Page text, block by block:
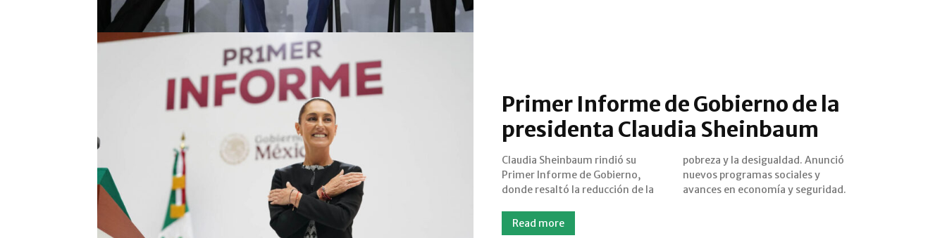
Primer Informe de Gobierno de la
presidenta Claudia Sheinbaum
Claudia Sheinbaum rindió su
Primer Informe de Gobierno,
donde resaltó la reducción de la
pobreza y la desigualdad. Anunció
nuevos programas sociales y
avances en economía y seguridad.
Read more